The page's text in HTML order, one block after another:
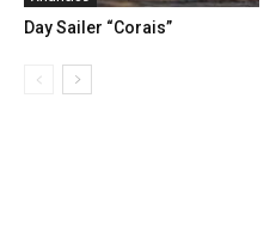
Day Sailer “Corais”